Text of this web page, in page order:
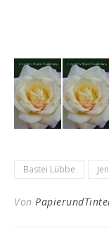
Bastei Lübbe
Von